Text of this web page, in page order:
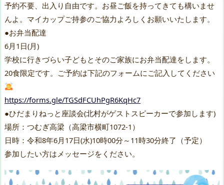
予約不要、出入り自由です。お昼ご飯を持ってきても構いませ
んよ。マイカップご持参のご協力よろしくお願いいたします。
●お弁当配達
6月1日(月)
学校に行きづらい子どもとそのご家族にお弁当配達をします。
20食限定です。ご予約は下記のフォームにご記入してください
https://forms.gle/TGSdFCUhPgR6KqHc7
●ひだまりねっと座談会(北村がゲストスピーカーで参加します)
場所：つむぎ高梁（高梁市横町1072-1）
日時：令和8年6月17日(水)10時00分～11時30分終了（予定）
参加したい方はメッセージをください。